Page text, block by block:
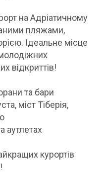
на Адріатичному
пляжами,
Ідеальне місце
відкриттів!
та бари
міст Тіберія,
аутлетах
курортів